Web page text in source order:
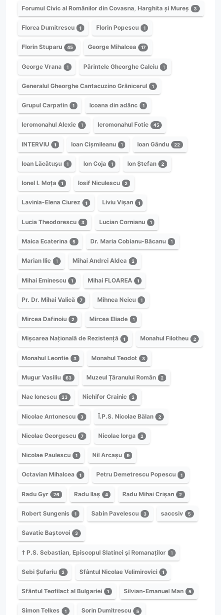
Forumul Civic al Românilor din Covasna, Harghita și Mureș 3
Florea Dumitrescu 1 Florin Popescu 1
Florin Stuparu 45 George Mihalcea 17
George Vrana 1 Părintele Gheorghe Calciu 1
Generalul Gheorghe Cantacuzino Grănicerul 1
Grupul Carpatin 1 Icoana din adânc 1
Ieromonahul Alexie 1 Ieromonahul Fotie 45
INTERVIU 1 Ioan Cișmileanu 1 Ioan Gându 22
Ioan Lăcătușu 1 Ion Coja 1 Ion Ștefan 2
Ionel I. Moța 1 Iosif Niculescu 2
Lavinia-Elena Ciurez 1 Liviu Vișan 1
Lucia Theodorescu 3 Lucian Cornianu 1
Maica Ecaterina 5 Dr. Maria Cobianu-Băcanu 1
Marian Ilie 1 Mihai Andrei Aldea 2
Mihai Eminescu 1 Mihai FLOAREA 1
Pr. Dr. Mihai Valică 7 Mihnea Neicu 1
Mircea Dafinoiu 2 Mircea Eliade 1
Mișcarea Națională de Rezistență 1 Monahul Filotheu 2
Monahul Leontie 3 Monahul Teodot 3
Mugur Vasiliu 63 Muzeul Țăranului Român 2
Nae Ionescu 23 Nichifor Crainic 2
Nicolae Antonescu 3 Î.P.S. Nicolae Bălan 2
Nicolae Georgescu 7 Nicolae Iorga 2
Nicolae Paulescu 1 Nil Arcașu 9
Octavian Mihalcea 1 Petru Demetrescu Popescu 1
Radu Gyr 26 Radu Ilaș 4 Radu Mihai Crișan 2
Robert Sungenis 1 Sabin Pavelescu 3 saccsiv 5
Savatie Baștovoi 3
† P.S. Sebastian, Episcopul Slatinei și Romanaților 1
Sebi Șufariu 2 Sfântul Nicolae Velimirovici 1
Sfântul Teofilact al Bulgariei 1 Silvian-Emanuel Man 5
Simon Telkes 1 Sorin Dumitrescu 5